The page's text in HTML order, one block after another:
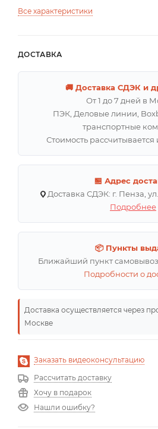
Все характеристики
ДОСТАВКА
🚚 Доставка СДЭК и
От 1 до 7 дней в
ПЭК, Деловые линии,
транспортные
Стоимость
🏪 Адрес
Доставка СДЭК: г. Пенза,
Подробнее
📦 Пункты
Ближайший пункт
Подробности о
Доставка осуществляется через
Москве
Заказать видеоконсультацию
Рассчитать доставку
Хочу в подарок
Нашли ошибку?